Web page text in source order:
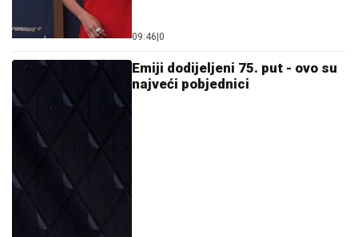
09:46 0
Еmiji dodijeljeni 75. put - ovo su
najveći pobjednici